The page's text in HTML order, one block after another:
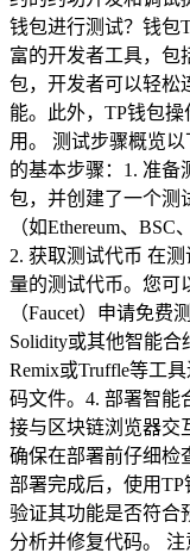
钱包进行测试？钱包
富的开发者工具，包
包，开发者可以轻松
能。此外，TP钱包
用。 测试步骤概览
的基本步骤：1. 准备
包，并创建了一个测
（如Ethereum、
2. 获取测试代币 在
量的测试代币。您可
（Faucet）申请免
Solidity或其他智能
Remix或Truffle等工
码文件。4. 部署智能
接与区块链浏览器交
确保在部署前仔细检
部署完成后，使用TP
验证其功能是否符合
分析并修复代码。